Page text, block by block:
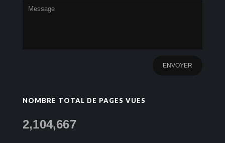
NOMBRE TOTAL DE PAGES VUES
2,104,667